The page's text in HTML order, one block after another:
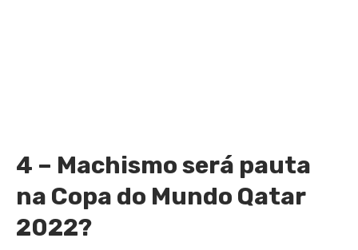
4 – Machismo será pauta
na Copa do Mundo Qatar
2022?